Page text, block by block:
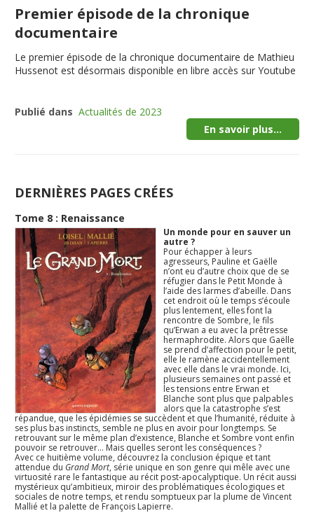
Premier épisode de la chronique
documentaire
Le premier épisode de la chronique documentaire de Mathieu
Hussenot est désormais disponible en libre accès sur Youtube
Publié dans Actualités de 2023
En savoir plus...
DERNIÈRES PAGES CRÉES
Tome 8 : Renaissance
Un monde pour en sauver un
autre ?
Pour échapper à leurs
agresseurs, Pauline et Gaëlle
n’ont eu d’autre choix que de se
réfugier dans le Petit Monde à
l’aide des larmes d’abeille. Dans
cet endroit où le temps s’écoule
plus lentement, elles font la
rencontre de Sombre, le fils
qu’Erwan a eu avec la prêtresse
hermaphrodite. Alors que Gaëlle
se prend d’affection pour le petit,
elle le ramène accidentellement
avec elle dans le vrai monde. Ici,
plusieurs semaines ont passé et
les tensions entre Erwan et
Blanche sont plus que palpables
alors que la catastrophe s’est
répandue, que les épidémies se succèdent et que l’humanité, réduite à
ses plus bas instincts, semble ne plus en avoir pour longtemps. Se
retrouvant sur le même plan d’existence, Blanche et Sombre vont enfin
pouvoir se retrouver… Mais quelles seront les conséquences ?
Avec ce huitième volume, découvrez la conclusion épique et tant
attendue du Grand Mort, série unique en son genre qui mêle avec une
virtuosité rare le fantastique au récit post-apocalyptique. Un récit aussi
mystérieux qu’ambitieux, miroir des problématiques écologiques et
sociales de notre temps, et rendu somptueux par la plume de Vincent
Mallié et la palette de François Lapierre.